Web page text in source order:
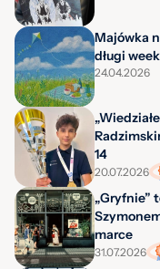
Majówka
długi
24.04.2026
14
20.07.2026
„Gryfnie”
marce
31.07.2026